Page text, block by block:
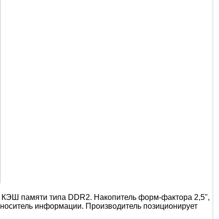
памяти типа DDR2. Накопитель форм-фактора 2,5",
информации. Производитель позиционирует